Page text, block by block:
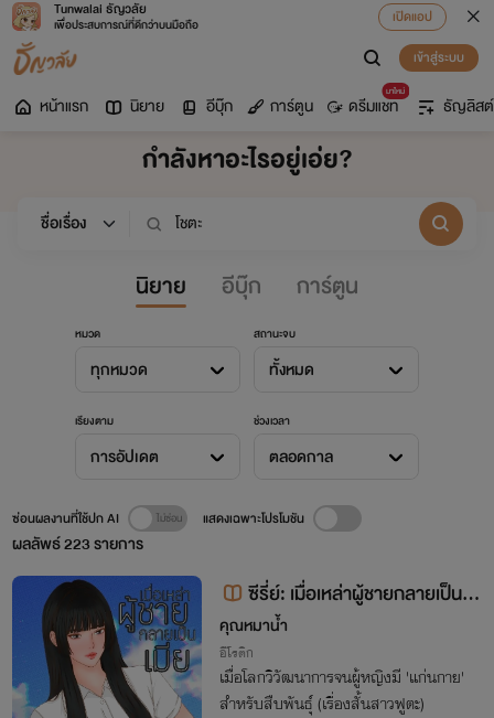
Tunwalai ธัญวลัย
เพื่อประสบการณ์ที่ดีกว่าบนมือถือ
เปิดแอป
เข้าสู่ระบบ
หน้าแรก นิยาย อีบุ๊ก การ์ตูน
มาใหม่
ดรีมแชท ธัญลิสต์
กำลังหาอะไรอยู่เอ่ย?
นิยาย อีบุ๊ก การ์ตูน
หมวด
ทุกหมวด
สถานะจบ
ทั้งหมด
เรียงตาม
การอัปเดต
ช่วงเวลา
ตลอดกาล
ผลลัพธ์223รายการ
ซ่อนผลงานที่ใช้ปก AI แสดงเฉพาะโปรโมชัน
ซีรี่ย์: เมื่อเหล่าผู้ชายกลายเป็นเมี
ย
คุณหมาน้ำ
อีโรติก
​เมื่อโลกวิวัฒนาการจนผู้หญิงมี 'แก่นกาย'
สำหรับสืบพันธุ์ (เรื่องสั้นสาวฟูตะ)